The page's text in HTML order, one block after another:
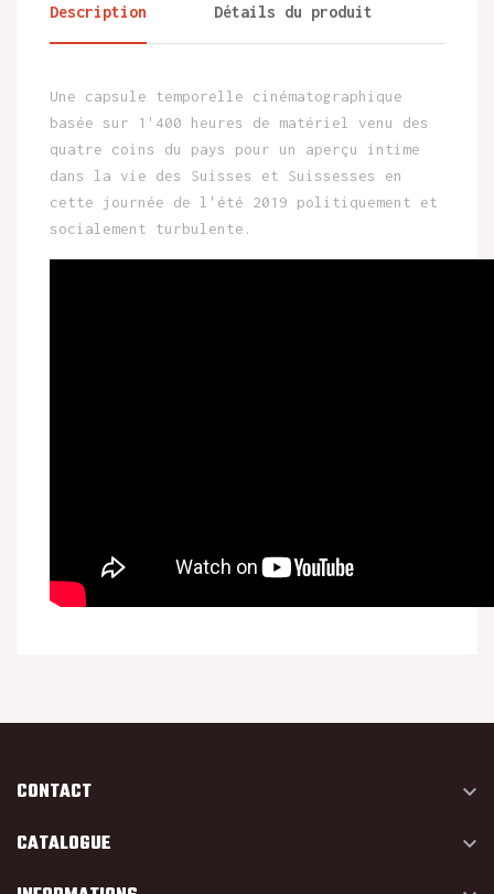
Description Détails du produit
Une capsule temporelle cinématographique
basée sur 1'400 heures de matériel venu des
quatre coins du pays pour un aperçu intime
dans la vie des Suisses et Suissesses en
cette journée de l'été 2019 politiquement et
socialement turbulente.
CONTACT 
CATALOGUE 